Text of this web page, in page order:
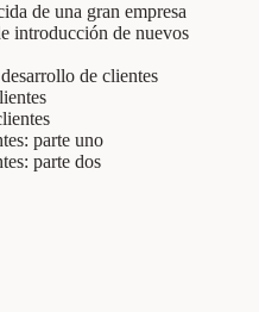
de una gran empresa
introducción de nuevos
de clientes
parte uno
parte dos